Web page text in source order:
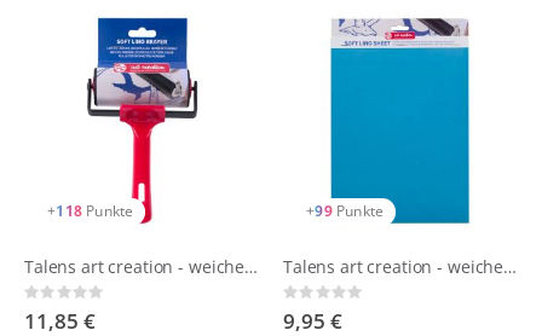
+118 Punkte
Talens art creation - weiche Linoldruckwalze 9,5 cm
Rating:
0%
11,85 €
+99 Punkte
Talens art creation - weiche Linolplatte | 23x30 cm
Rating:
0%
9,95 €